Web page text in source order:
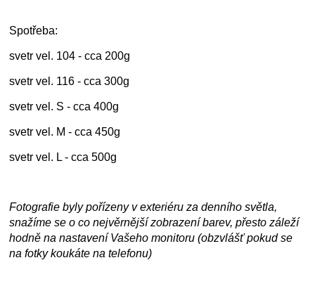
Spotřeba:
svetr vel. 104 - cca 200g
svetr vel. 116 - cca 300g
svetr vel. S - cca 400g
svetr vel. M - cca 450g
svetr vel. L - cca 500g
Fotografie byly pořízeny v exteriéru za denního světla,
snažíme se o co nejvěrnější zobrazení barev, přesto záleží
hodně na nastavení Vašeho monitoru (obzvlášť pokud se
na fotky koukáte na telefonu)